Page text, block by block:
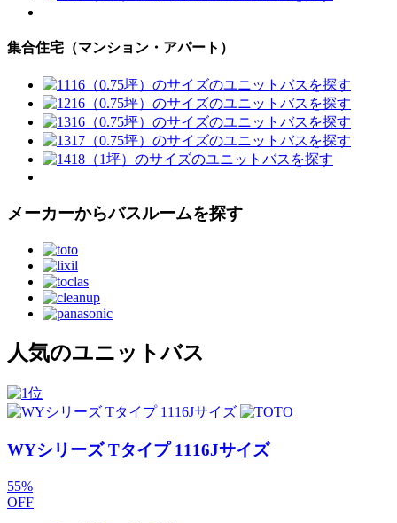
集合住宅（マンション・アパート）
メーカーからバスルームを探す
人気のユニットバス
WYシリーズ Tタイプ 1116Jサイズ
55%
OFF